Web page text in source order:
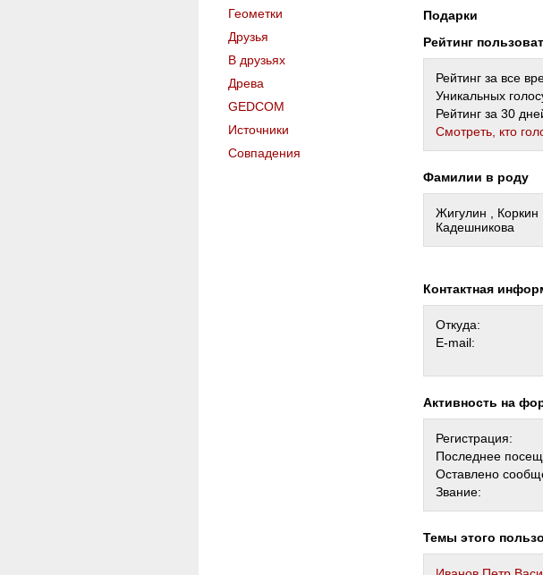
Геометки
Друзья
В друзьях
Древа
GEDCOM
Источники
Совпадения
Подарки
Рейтинг
Рейтинг за все
Уникальных
Рейтинг за 30
Cмотреть, кто
Фамилии в роду
Жигулин , Коркин
Кадешникова
Контактная
Откуда:
E-mail:
Активность на
Регистрация:
Последнее
Оставлено
Звание:
Темы этого